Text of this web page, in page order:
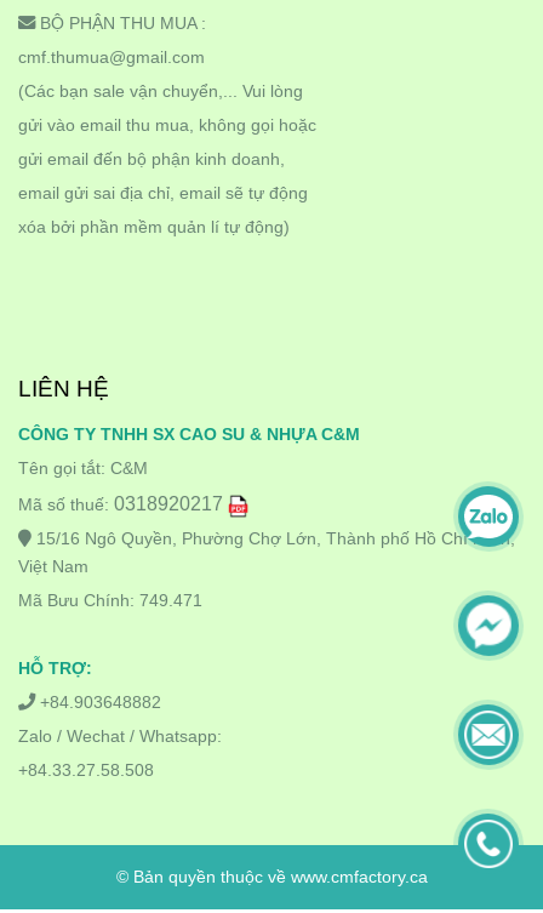
BỘ PHẬN THU MUA :
cmf.thumua@gmail.com
(Các bạn sale vận chuyển,... Vui lòng
gửi vào email thu mua, không gọi hoặc
gửi email đến bộ phận kinh doanh,
email gửi sai địa chỉ, email sẽ tự động
xóa bởi phần mềm quản lí tự động)
LIÊN HỆ
CÔNG TY TNHH SX CAO SU & NHỰA C&M
Tên gọi tắt: C&M
Mã số thuế: 0318920217
15/16 Ngô Quyền, Phường Chợ Lớn, Thành phố Hồ Chí Minh,
Việt Nam
Mã Bưu Chính: 749.471
HỖ TRỢ:
+84.903648882
Zalo / Wechat / Whatsapp:
+84.33.27.58.508
© Bản quyền thuộc về www.cmfactory.ca